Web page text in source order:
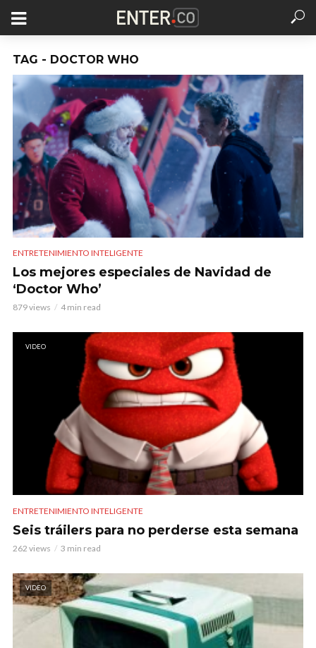
TAG - DOCTOR WHO
ENTRETENIMIENTO INTELIGENTE
Los mejores especiales de Navidad de
‘Doctor Who’
879 views 4 min read
VIDEO
ENTRETENIMIENTO INTELIGENTE
Seis tráilers para no perderse esta semana
262 views 3 min read
VIDEO